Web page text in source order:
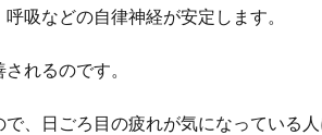
吸などの自律神経が安定します。
れるのです。
、日ごろ目の疲れが気になっている